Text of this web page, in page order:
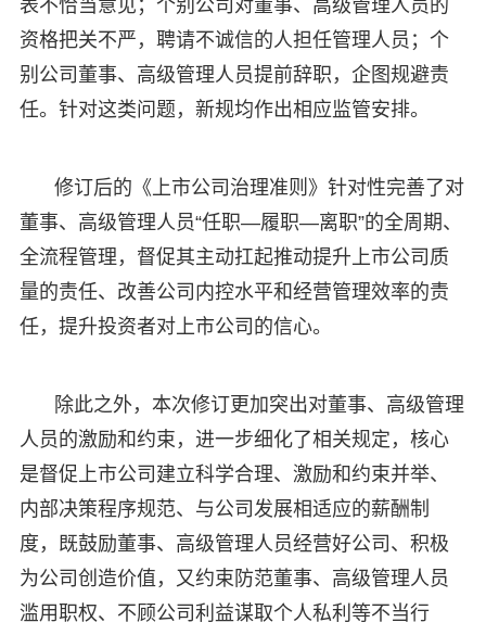
表不恰当意见；个别公司对董事、高级管理人员的
资格把关不严，聘请不诚信的人担任管理人员；个
别公司董事、高级管理人员提前辞职，企图规避责
任。针对这类问题，新规均作出相应监管安排。
修订后的《上市公司治理准则》针对性完善了对
董事、高级管理人员“任职—履职—离职”的全周期、
全流程管理，督促其主动扛起推动提升上市公司质
量的责任、改善公司内控水平和经营管理效率的责
任，提升投资者对上市公司的信心。
除此之外，本次修订更加突出对董事、高级管理
人员的激励和约束，进一步细化了相关规定，核心
是督促上市公司建立科学合理、激励和约束并举、
内部决策程序规范、与公司发展相适应的薪酬制
度，既鼓励董事、高级管理人员经营好公司、积极
为公司创造价值，又约束防范董事、高级管理人员
滥用职权、不顾公司利益谋取个人私利等不当行